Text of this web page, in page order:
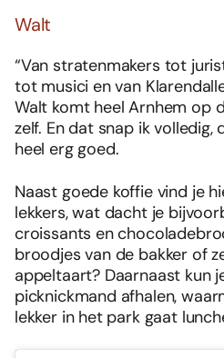
Walt
“Van stratenmakers tot
tot musici en van
Walt komt heel Arnhem op
zelf. En dat snap ik volledig,
heel erg goed.
Naast goede koffie vind je
lekkers, wat dacht je
croissants en
broodjes van de bakker of
appeltaart? Daarnaast kun
picknickmand afhalen,
lekker in het park gaat